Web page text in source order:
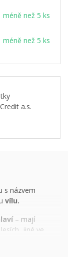
méně než 5 ks
méně než 5 ks
a.s.
s názvem
vílu.
– mají
jiné ve
vážka –,
laskavé, hravé